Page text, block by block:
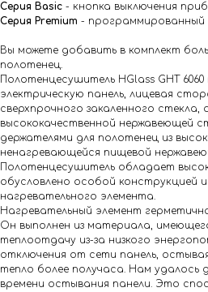
Серия Basic - кнопка выключения
Серия Premium - программированный
Вы можете добавить в комплект
полотенец.
Полотенцесушитель HGlass GHТ
электрическую панель, лицевая
сверхпрочного закаленного стекла,
высококачественной нержавеющей
держателями для полотенец из
ненагревающейся пищевой
Полотенцесушитель обладает
обусловлено особой конструкцией
нагревательного элемента.
Нагревательный элемент
Он выполнен из материала,
теплоотдачу из-за низкого
отключения от сети панель,
тепло более получаса. Нам удалось
времени остывания панели. Это